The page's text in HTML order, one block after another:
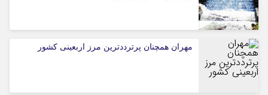
مهران همچنان پرترددترین مرز اربعینی کشور